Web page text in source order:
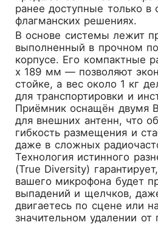
ранее доступные только в
флагманских решениях.
В основе системы лежит
выполненный в прочном
корпусе. Его компактные
x 189 мм — позволяют
стойке, а вес около 1 кг
для транспортировки и
Приёмник оснащён двумя
для внешних антенн, что
гибкость размещения и
даже в сложных
Технология истинного
(True Diversity)
вашего микрофона будет
выпадений и щелчков,
двигаетесь по сцене или
значительном удалении от